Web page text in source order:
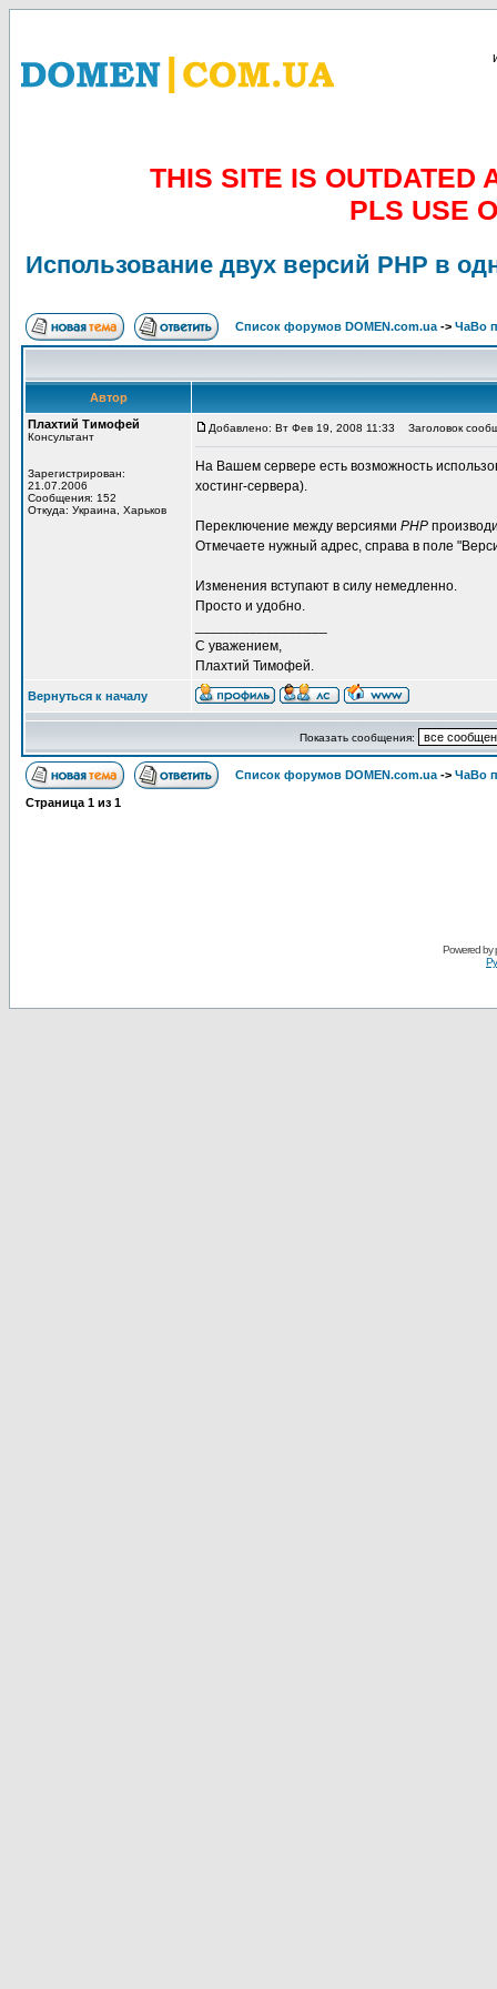
THIS SITE IS OUTDATED
PLS USE
Использование двух версий PHP в
Список форумов DOMEN.com.ua -> ЧаВо
Автор
Плахтий Тимофей
Консультант
Зарегистрирован:
21.07.2006
Сообщения: 152
Откуда: Украина, Харьков
Добавлено: Вт Фев 19, 2008 11:33 Заголовок
На Вашем сервере есть возможность
хостинг-сервера).
Переключение между версиями PHP
Отмечаете нужный адрес, справа в поле
Изменения вступают в силу немедленно.
Просто и удобно.
С уважением,
Плахтий Тимофей.
Вернуться к началу
Показать сообщения:
Список форумов DOMEN.com.ua -> ЧаВо
Страница 1 из 1
Powered by